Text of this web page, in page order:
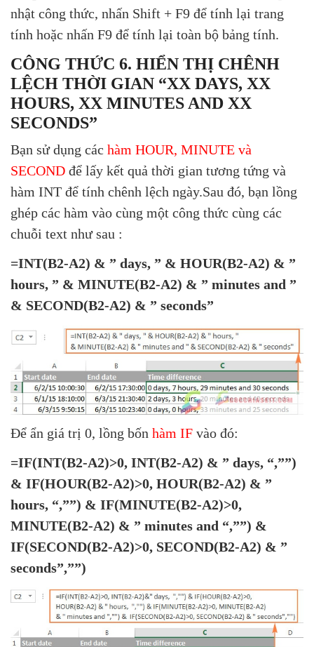
nhật công thức, nhấn Shift + F9 để tính lại trang
tính hoặc nhấn F9 để tính lại toàn bộ bảng tính.
CÔNG THỨC 6. HIỂN THỊ CHÊNH
LỆCH THỜI GIAN “XX DAYS, XX
HOURS, XX MINUTES AND XX
SECONDS”
Bạn sử dụng các hàm HOUR, MINUTE và
SECOND để lấy kết quả thời gian tương tứng và
hàm INT để tính chênh lệch ngày.Sau đó, bạn lồng
ghép các hàm vào cùng một công thức cùng các
chuỗi text như sau :
=INT(B2-A2) & ” days, ” & HOUR(B2-A2) & ”
hours, ” & MINUTE(B2-A2) & ” minutes and ”
& SECOND(B2-A2) & ” seconds”
Để ẩn giá trị 0, lồng bốn hàm IF vào đó:
=IF(INT(B2-A2)>0, INT(B2-A2) & ” days, “,””)
& IF(HOUR(B2-A2)>0, HOUR(B2-A2) & ”
hours, “,””) & IF(MINUTE(B2-A2)>0,
MINUTE(B2-A2) & ” minutes and “,””) &
IF(SECOND(B2-A2)>0, SECOND(B2-A2) & ”
seconds”,””)